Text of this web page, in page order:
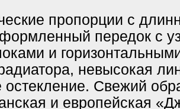
пропорции с
передок с
и
невысокая
Свежий
и европейская